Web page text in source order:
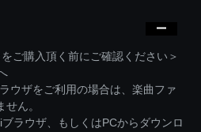
ご購入頂く前にご確認ください＞
ウザをご利用の場合は、楽曲ファ
ん。
ラウザ、もしくはPCからダウンロ